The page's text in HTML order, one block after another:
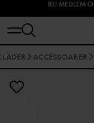
ACCESSOARER